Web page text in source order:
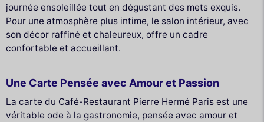
journée ensoleillée tout en dégustant des mets exquis.
Pour une atmosphère plus intime, le salon intérieur, avec
son décor raffiné et chaleureux, offre un cadre
confortable et accueillant.
Une Carte Pensée avec Amour et Passion
La carte du Café-Restaurant Pierre Hermé Paris est une
véritable ode à la gastronomie, pensée avec amour et